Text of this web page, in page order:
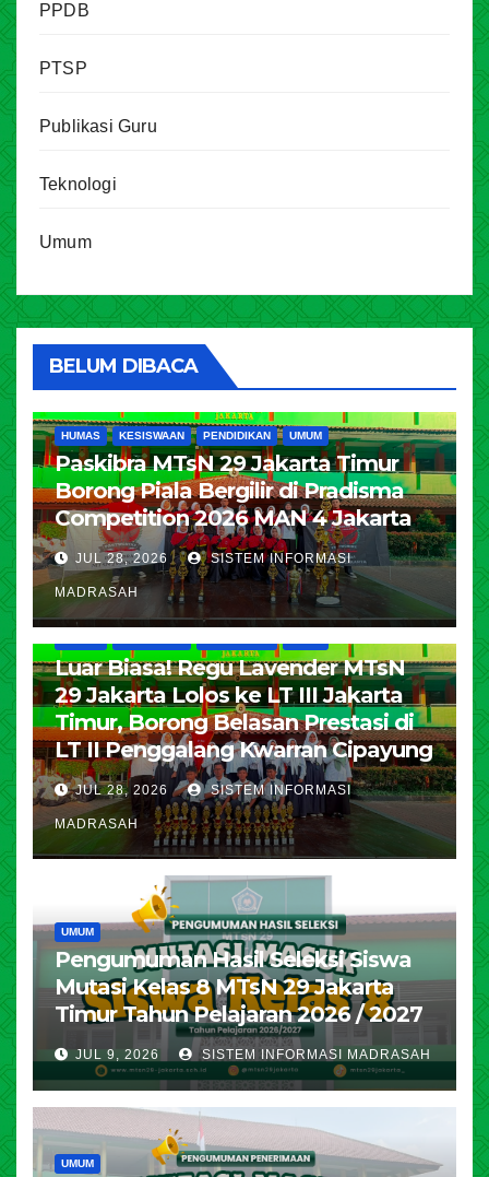
PPDB
PTSP
Publikasi Guru
Teknologi
Umum
BELUM DIBACA
HUMAS KESISWAAN PENDIDIKAN UMUM
Paskibra MTsN 29 Jakarta Timur
Borong Piala Bergilir di Pradisma
Competition 2026 MAN 4 Jakarta
JUL 28, 2026 SISTEM INFORMASI
MADRASAH
Luar Biasa! Regu Lavender MTsN
29 Jakarta Lolos ke LT III Jakarta
Timur, Borong Belasan Prestasi di
LT II Penggalang Kwarran Cipayung
JUL 28, 2026 SISTEM INFORMASI
MADRASAH
UMUM
Pengumuman Hasil Seleksi Siswa
Mutasi Kelas 8 MTsN 29 Jakarta
Timur Tahun Pelajaran 2026 / 2027
JUL 9, 2026 SISTEM INFORMASI MADRASAH
UMUM